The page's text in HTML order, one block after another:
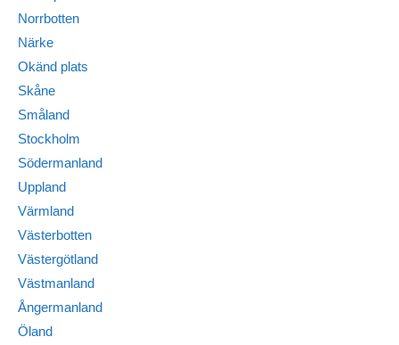
Norrbotten
Närke
Okänd plats
Skåne
Småland
Stockholm
Södermanland
Uppland
Värmland
Västerbotten
Västergötland
Västmanland
Ångermanland
Öland